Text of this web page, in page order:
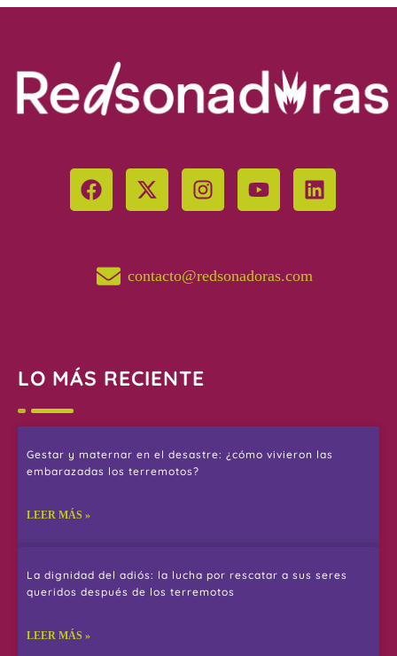
contacto@redsonadoras.com
LO MÁS RECIENTE
Gestar y maternar en el desastre: ¿cómo vivieron las
embarazadas los terremotos?
LEER MÁS »
La dignidad del adiós: la lucha por rescatar a sus seres
queridos después de los terremotos
LEER MÁS »